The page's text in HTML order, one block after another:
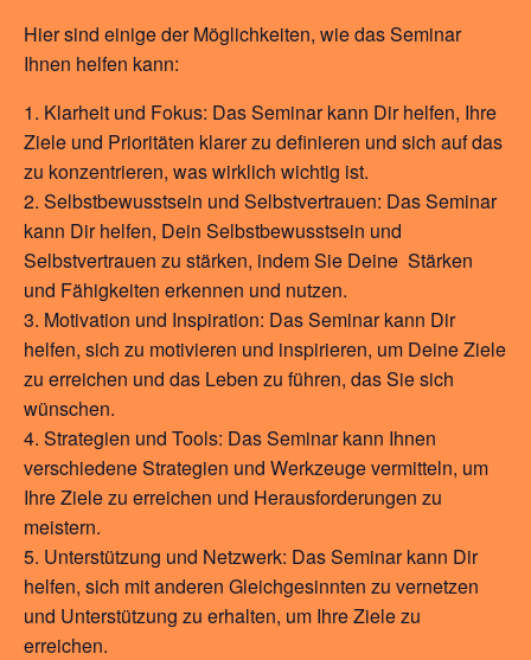
Hier sind einige der Möglichkeiten, wie das Seminar
Ihnen helfen kann:
Klarheit und Fokus: Das Seminar kann Dir helfen, Ihre
Ziele und Prioritäten klarer zu definieren und sich auf das
zu konzentrieren, was wirklich wichtig ist.
Selbstbewusstsein und Selbstvertrauen: Das Seminar
kann Dir helfen, Dein Selbstbewusstsein und
Selbstvertrauen zu stärken, indem Sie Deine Stärken
und Fähigkeiten erkennen und nutzen.
Motivation und Inspiration: Das Seminar kann Dir
helfen, sich zu motivieren und inspirieren, um Deine Ziele
zu erreichen und das Leben zu führen, das Sie sich
wünschen.
Strategien und Tools: Das Seminar kann Ihnen
verschiedene Strategien und Werkzeuge vermitteln, um
Ihre Ziele zu erreichen und Herausforderungen zu
meistern.
Unterstützung und Netzwerk: Das Seminar kann Dir
helfen, sich mit anderen Gleichgesinnten zu vernetzen
und Unterstützung zu erhalten, um Ihre Ziele zu
erreichen.